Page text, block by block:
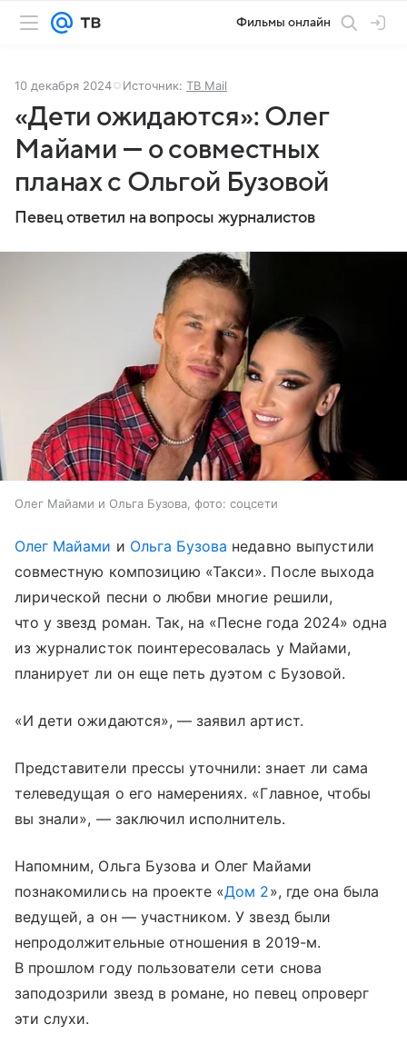
Фильмы онлайн
10 декабря 2024 Источник: ТВ Mail
«Дети ожидаются»: Олег
Майами — о совместных
планах с Ольгой Бузовой
Певец ответил на вопросы журналистов
Олег Майами и Ольга Бузова, фото: соцсети
Олег Майами и Ольга Бузова недавно выпустили
совместную композицию «Такси». После выхода
лирической песни о любви многие решили,
что у звезд роман. Так, на «Песне года 2024» одна
из журналисток поинтересовалась у Майами,
планирует ли он еще петь дуэтом с Бузовой.
«И дети ожидаются», — заявил артист.
Представители прессы уточнили: знает ли сама
телеведущая о его намерениях. «Главное, чтобы
вы знали», — заключил исполнитель.
Напомним, Ольга Бузова и Олег Майами
познакомились на проекте «Дом 2», где она была
ведущей, а он — участником. У звезд были
непродолжительные отношения в 2019-м.
В прошлом году пользователи сети снова
заподозрили звезд в романе, но певец опроверг
эти слухи.